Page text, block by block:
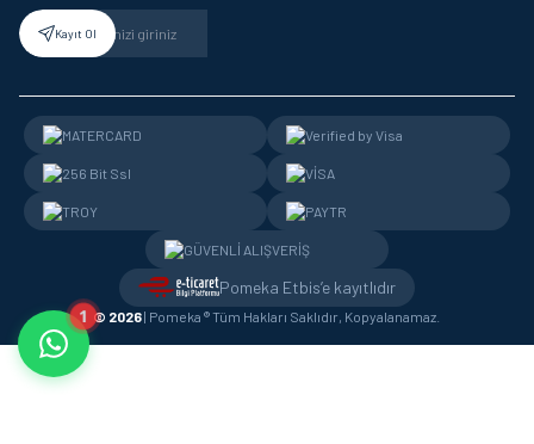
1
Kayıt Ol
Pomeka Etbis’e kayıtlıdır
© 2026| Pomeka ® Tüm Hakları Saklıdır, Kopyalanamaz.